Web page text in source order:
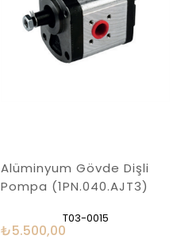
Alüminyum Gövde Dişli
Pompa (1PN.040.AJT3)
T03-0015
₺5.500,00